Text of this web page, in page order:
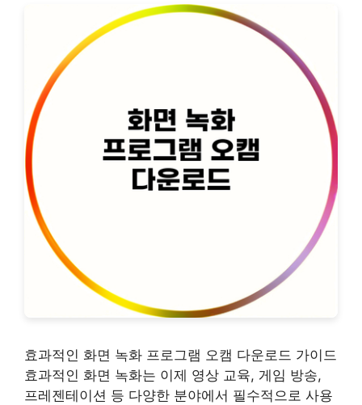
효과적인 화면 녹화 프로그램 오캠 다운로드 가이드
효과적인 화면 녹화는 이제 영상 교육, 게임 방송,
프레젠테이션 등 다양한 분야에서 필수적으로 사용